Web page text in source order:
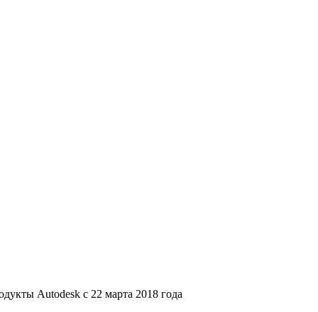
Autodesk c 22 марта 2018 года